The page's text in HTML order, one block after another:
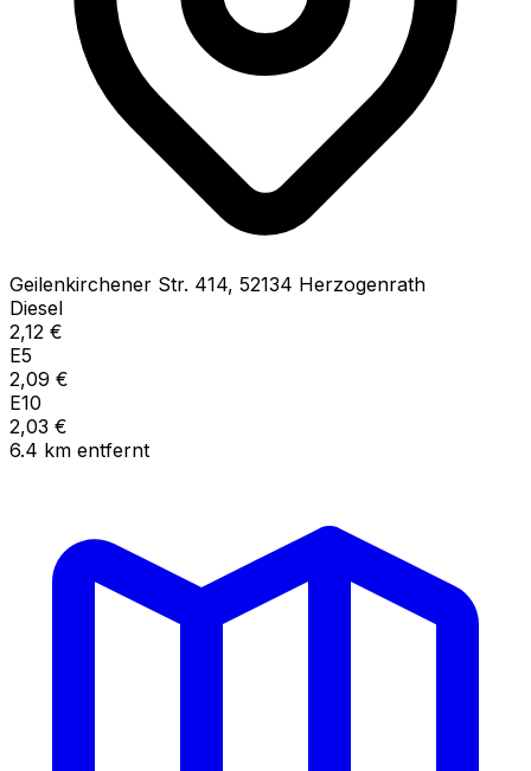
Geilenkirchener Str. 414, 52134 Herzogenrath
Diesel
2,12 €
E5
2,09 €
E10
2,03 €
6.4 km entfernt